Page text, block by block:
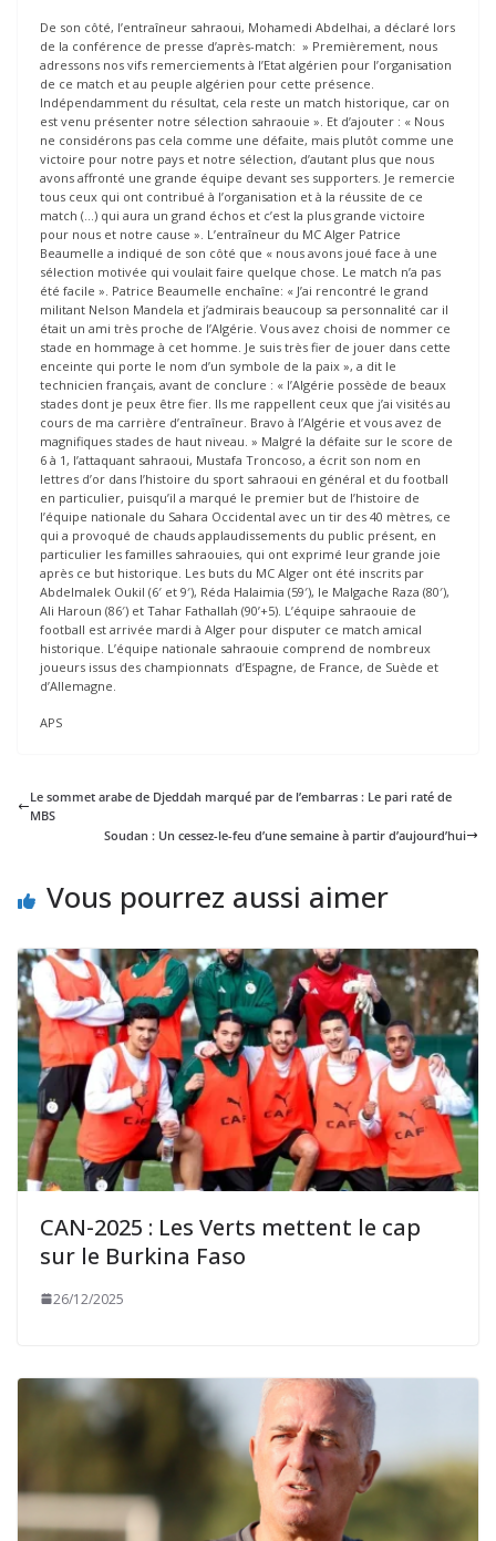
De son côté, l’entraîneur sahraoui, Mohamedi Abdelhai, a déclaré lors
de la conférence de presse d’après-match: » Premièrement, nous
adressons nos vifs remerciements à l’Etat algérien pour l’organisation
de ce match et au peuple algérien pour cette présence.
Indépendamment du résultat, cela reste un match historique, car on
est venu présenter notre sélection sahraouie ». Et d’ajouter : « Nous
ne considérons pas cela comme une défaite, mais plutôt comme une
victoire pour notre pays et notre sélection, d’autant plus que nous
avons affronté une grande équipe devant ses supporters. Je remercie
tous ceux qui ont contribué à l’organisation et à la réussite de ce
match (…) qui aura un grand échos et c’est la plus grande victoire
pour nous et notre cause ». L’entraîneur du MC Alger Patrice
Beaumelle a indiqué de son côté que « nous avons joué face à une
sélection motivée qui voulait faire quelque chose. Le match n’a pas
été facile ». Patrice Beaumelle enchaîne: « J’ai rencontré le grand
militant Nelson Mandela et j’admirais beaucoup sa personnalité car il
était un ami très proche de l’Algérie. Vous avez choisi de nommer ce
stade en hommage à cet homme. Je suis très fier de jouer dans cette
enceinte qui porte le nom d’un symbole de la paix », a dit le
technicien français, avant de conclure : « l’Algérie possède de beaux
stades dont je peux être fier. Ils me rappellent ceux que j’ai visités au
cours de ma carrière d’entraîneur. Bravo à l’Algérie et vous avez de
magnifiques stades de haut niveau. » Malgré la défaite sur le score de
6 à 1, l’attaquant sahraoui, Mustafa Troncoso, a écrit son nom en
lettres d’or dans l’histoire du sport sahraoui en général et du football
en particulier, puisqu’il a marqué le premier but de l’histoire de
l’équipe nationale du Sahara Occidental avec un tir des 40 mètres, ce
qui a provoqué de chauds applaudissements du public présent, en
particulier les familles sahraouies, qui ont exprimé leur grande joie
après ce but historique. Les buts du MC Alger ont été inscrits par
Abdelmalek Oukil (6′ et 9′), Réda Halaimia (59′), le Malgache Raza (80′),
Ali Haroun (86′) et Tahar Fathallah (90’+5). L’équipe sahraouie de
football est arrivée mardi à Alger pour disputer ce match amical
historique. L’équipe nationale sahraouie comprend de nombreux
joueurs issus des championnats d’Espagne, de France, de Suède et
d’Allemagne.
APS
Le sommet arabe de Djeddah marqué par de l’embarras : Le pari raté de
MBS
Soudan : Un cessez-le-feu d’une semaine à partir d’aujourd’hui
Vous pourrez aussi aimer
CAN-2025 : Les Verts mettent le cap
sur le Burkina Faso
26/12/2025